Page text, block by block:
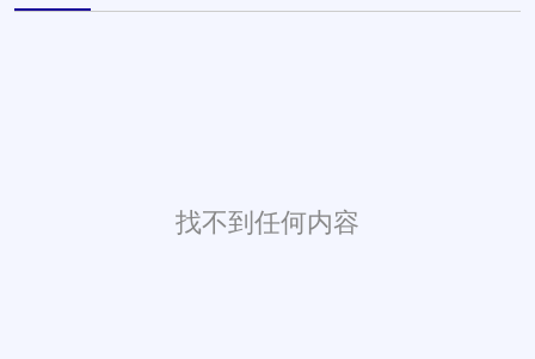
找不到任何内容